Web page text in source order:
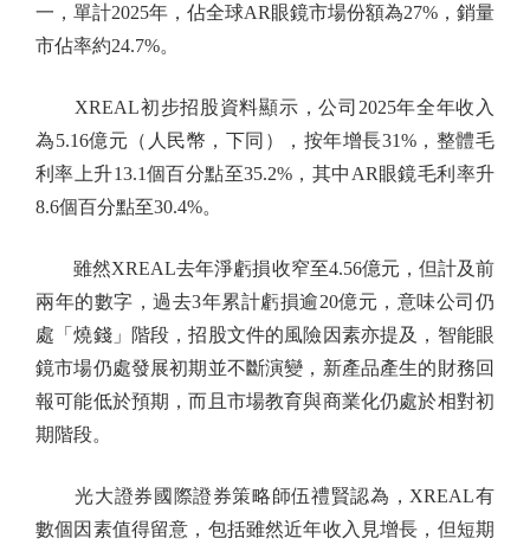
一，單計2025年，佔全球AR眼鏡市場份額為27%，銷量
市佔率約24.7%。
XREAL初步招股資料顯示，公司2025年全年收入
為5.16億元（人民幣，下同），按年增長31%，整體毛
利率上升13.1個百分點至35.2%，其中AR眼鏡毛利率升
8.6個百分點至30.4%。
雖然XREAL去年淨虧損收窄至4.56億元，但計及前
兩年的數字，過去3年累計虧損逾20億元，意味公司仍
處「燒錢」階段，招股文件的風險因素亦提及，智能眼
鏡市場仍處發展初期並不斷演變，新產品產生的財務回
報可能低於預期，而且市場教育與商業化仍處於相對初
期階段。
光大證券國際證券策略師伍禮賢認為，XREAL有
數個因素值得留意，包括雖然近年收入見增長，但短期